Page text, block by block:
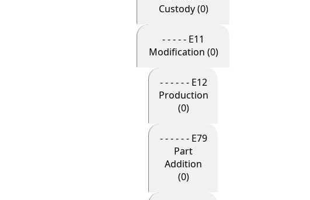
Custody (0)
- - - - - E11
Modification (0)
- - - - - - E12
Production
(0)
- - - - - - E79
Part
Addition
(0)